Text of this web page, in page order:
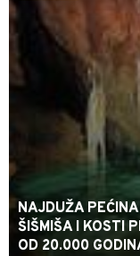
NAJDUŽA
ŠIŠMIŠA I KOSTI
OD 20.000